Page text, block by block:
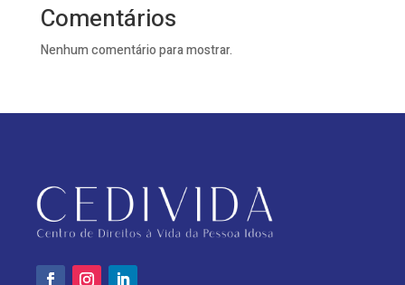
Comentários
Nenhum comentário para mostrar.